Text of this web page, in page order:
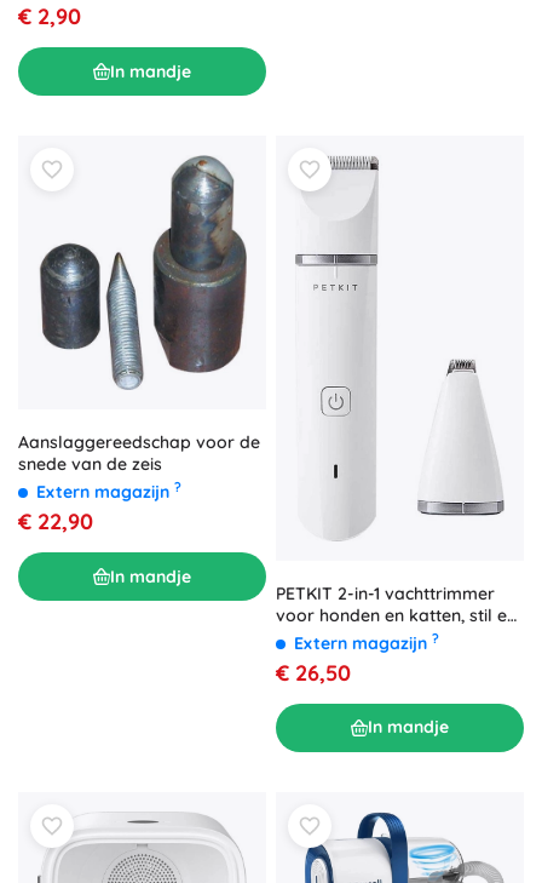
€ 2,90
In mandje
Aanslaggereedschap voor de
snede van de zeis
Extern magazijn ?
€ 22,90
In mandje
PETKIT 2-in-1 vachttrimmer
voor honden en katten, stil en
waterdicht
Extern magazijn ?
€ 26,50
In mandje